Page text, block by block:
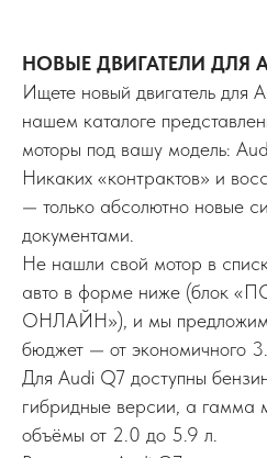
НОВЫЕ ДВИГАТЕЛИ ДЛЯ
Ищете новый двигатель для
нашем каталоге
моторы под вашу модель:
Никаких «контрактов» и
— только абсолютно новые
документами.
Не нашли свой мотор в
авто в форме ниже (блок
ОНЛАЙН»), и мы предложим
бюджет — от экономичного
Для Audi Q7 доступны
гибридные версии, а гамма
объёмы от 2.0 до 5.9 л.